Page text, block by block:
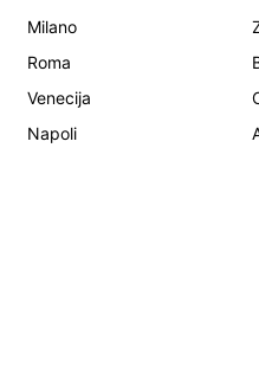
Milano
Roma
Venecija
Napoli